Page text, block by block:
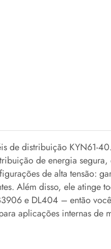
de distribuição KYN61-
de energia
de alta tensão:
Além disso, ele atinge
e DL404 – então
aplicações internas de